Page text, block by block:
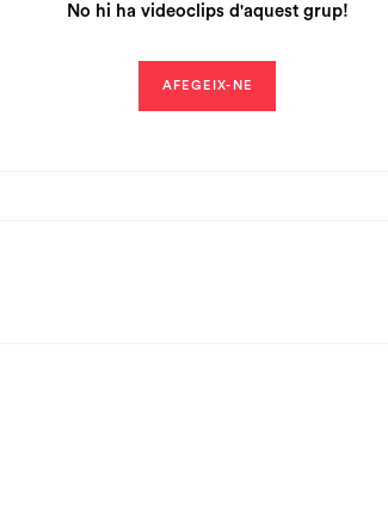
No hi ha videoclips d'aquest grup!
AFEGEIX-NE